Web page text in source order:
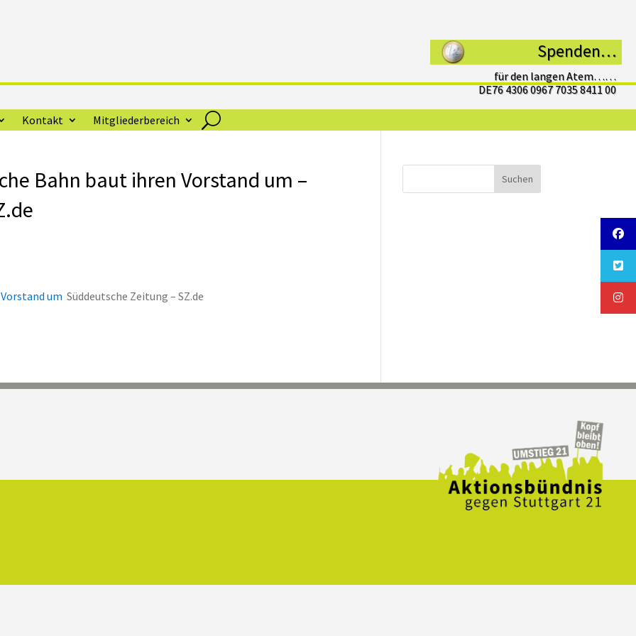
Spenden…
für den langen Atem……
DE76 4306 0967 7035 8411 00
Kontakt Mitgliederbereich
Bahn baut ihren Vorstand um –
um Süddeutsche Zeitung – SZ.de
Suchen